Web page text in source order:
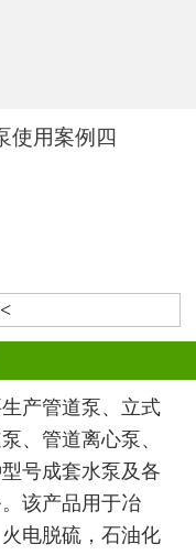
使用案例四
产管道泵、立式
、管道离心泵、
号成套水泵及各
该产品用于冶
电脱硫，石油化